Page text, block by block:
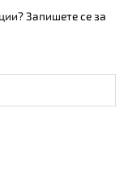
Запишете се за